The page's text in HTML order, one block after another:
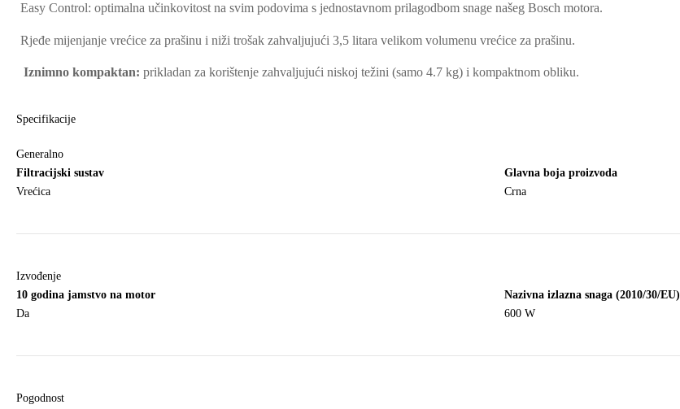
Easy Control: optimalna učinkovitost na svim podovima s jednostavnom prilagodbom snage našeg Bosch motora.
Rjeđe mijenjanje vrećice za prašinu i niži trošak zahvaljujući 3,5 litara velikom volumenu vrećice za prašinu.
Iznimno kompaktan: prikladan za korištenje zahvaljujući niskoj težini (samo 4.7 kg) i kompaktnom obliku.
Specifikacije
Generalno
Filtracijski sustav
Vrećica
Glavna boja proizvoda
Crna
Izvođenje
10 godina jamstvo na motor
Da
Nazivna izlazna snaga (2010/30/EU)
600 W
Pogodnost